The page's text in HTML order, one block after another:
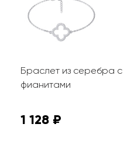
Браслет из серебра с
фианитами
1 128 ₽